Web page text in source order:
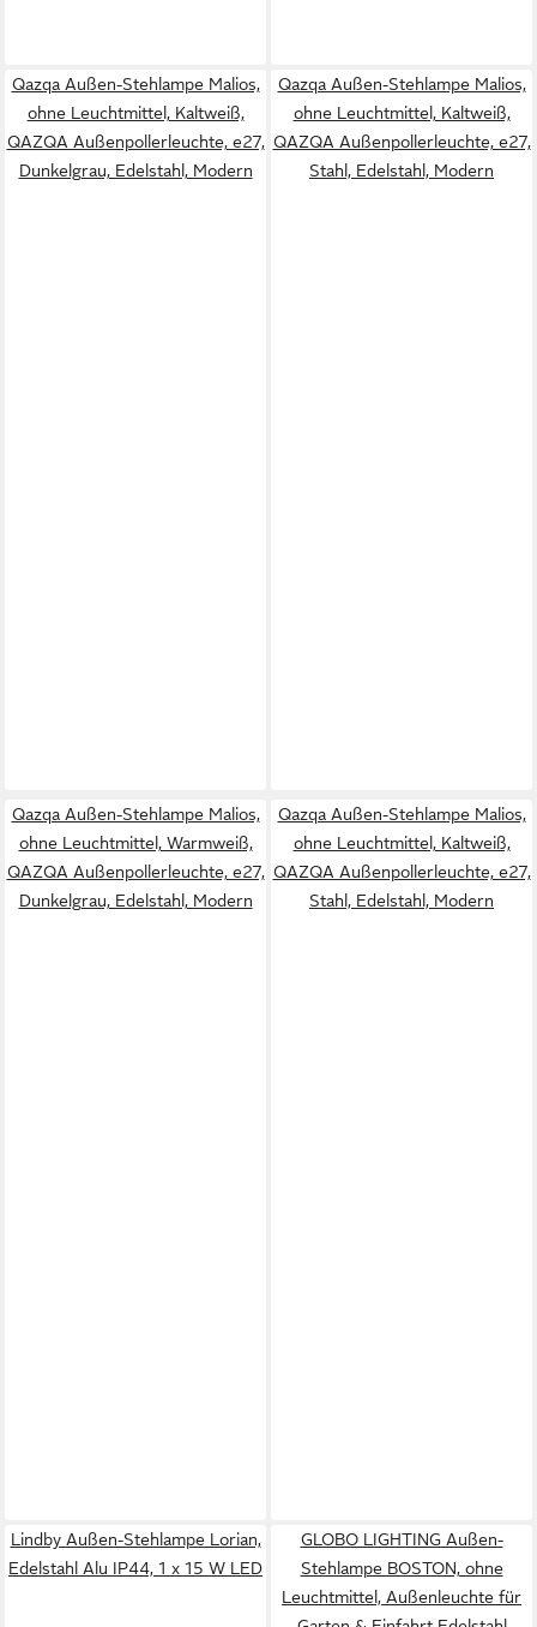
Qazqa Außen-Stehlampe Malios,
ohne Leuchtmittel, Kaltweiß,
QAZQA Außen­poller­leuchte, e27,
Dunkelgrau, Edelstahl, Modern
Qazqa Außen-Stehlampe Malios,
ohne Leuchtmittel, Kaltweiß,
QAZQA Außen­poller­leuchte, e27,
Stahl, Edelstahl, Modern
Qazqa Außen-Stehlampe Malios,
ohne Leuchtmittel, Warmweiß,
QAZQA Außen­poller­leuchte, e27,
Dunkelgrau, Edelstahl, Modern
Qazqa Außen-Stehlampe Malios,
ohne Leuchtmittel, Kaltweiß,
QAZQA Außen­poller­leuchte, e27,
Stahl, Edelstahl, Modern
Lindby Außen-Stehlampe Lorian,
Edelstahl Alu IP44, 1 x 15 W LED
GLOBO LIGHTING Außen-
Stehlampe BOSTON, ohne
Leuchtmittel, Außenleuchte für